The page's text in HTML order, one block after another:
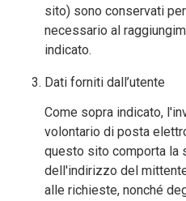
sito) sono conservati
necessario al
indicato.
Dati forniti dall’utente
Come sopra indicato,
volontario di posta
questo sito comporta la
dell'indirizzo del
alle richieste, nonché